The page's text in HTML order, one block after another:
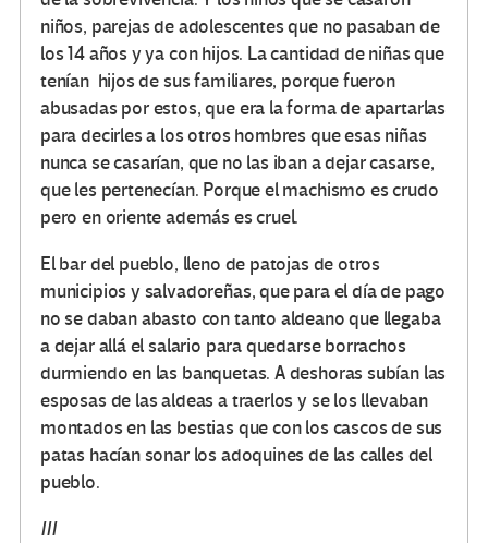
niños, parejas de adolescentes que no pasaban de
los 14 años y ya con hijos. La cantidad de niñas que
tenían hijos de sus familiares, porque fueron
abusadas por estos, que era la forma de apartarlas
para decirles a los otros hombres que esas niñas
nunca se casarían, que no las iban a dejar casarse,
que les pertenecían. Porque el machismo es crudo
pero en oriente además es cruel.
El bar del pueblo, lleno de patojas de otros
municipios y salvadoreñas, que para el día de pago
no se daban abasto con tanto aldeano que llegaba
a dejar allá el salario para quedarse borrachos
durmiendo en las banquetas. A deshoras subían las
esposas de las aldeas a traerlos y se los llevaban
montados en las bestias que con los cascos de sus
patas hacían sonar los adoquines de las calles del
pueblo.
III